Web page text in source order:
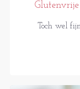
Toch wel